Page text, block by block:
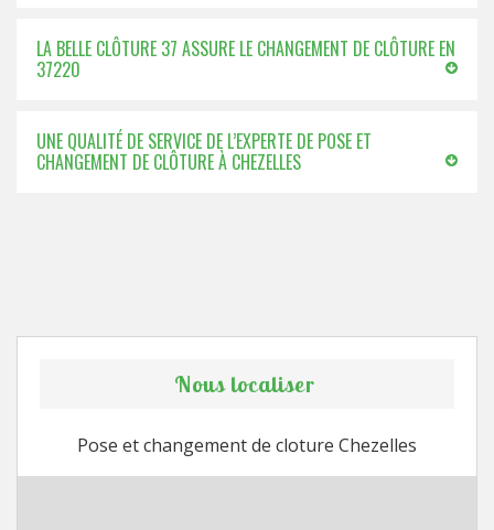
LA BELLE CLÔTURE 37 ASSURE LE CHANGEMENT DE CLÔTURE EN
37220
UNE QUALITÉ DE SERVICE DE L’EXPERTE DE POSE ET
CHANGEMENT DE CLÔTURE À CHEZELLES
Nous localiser
Pose et changement de cloture Chezelles